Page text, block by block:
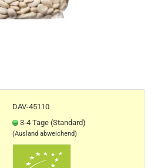
DAV-45110
3-4 Tage (Standard)
(Ausland abweichend)